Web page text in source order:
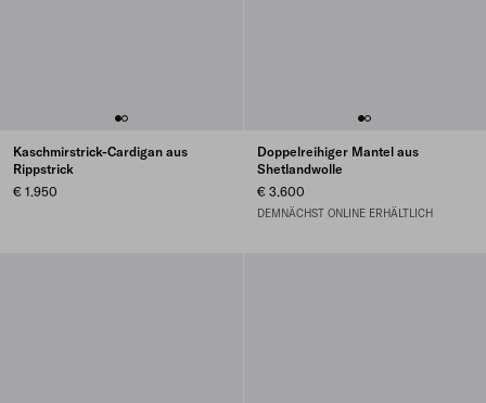
Kaschmirstrick-Cardigan aus
Rippstrick
€ 1.950
Doppelreihiger Mantel aus
Shetlandwolle
€ 3.600
DEMNÄCHST ONLINE ERHÄLTLICH